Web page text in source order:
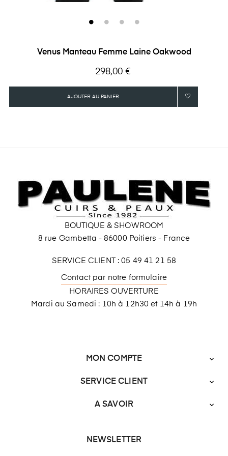
Venus Manteau Femme Laine Oakwood
Prix
298,00 €
AJOUTER AU PANIER
BOUTIQUE & SHOWROOM
8 rue Gambetta - 86000 Poitiers - France
SERVICE CLIENT : 05 49 41 21 58
Contact par notre formulaire
HORAIRES OUVERTURE
Mardi au Samedi : 10h à 12h30 et 14h à 19h
MON COMPTE 
SERVICE CLIENT 
A SAVOIR 
NEWSLETTER